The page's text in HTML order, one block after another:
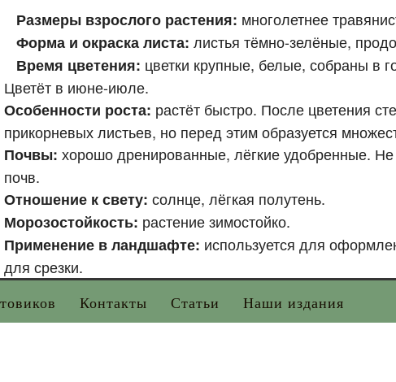
Размеры взрослого растения: многолетнее
Форма и окраска листа: листья тёмно-зелёные,
Время цветения: цветки крупные, белые, собраны в
Цветёт в июне-июле.
Особенности роста: растёт быстро. После цветения
прикорневых листьев, но перед этим образуется
Почвы: хорошо дренированные, лёгкие удобренные.
почв.
Отношение к свету: солнце, лёгкая полутень.
Морозостойкость: растение зимостойко.
Применение в ландшафте: используется для
для срезки.
Контакты Статьи Наши издания